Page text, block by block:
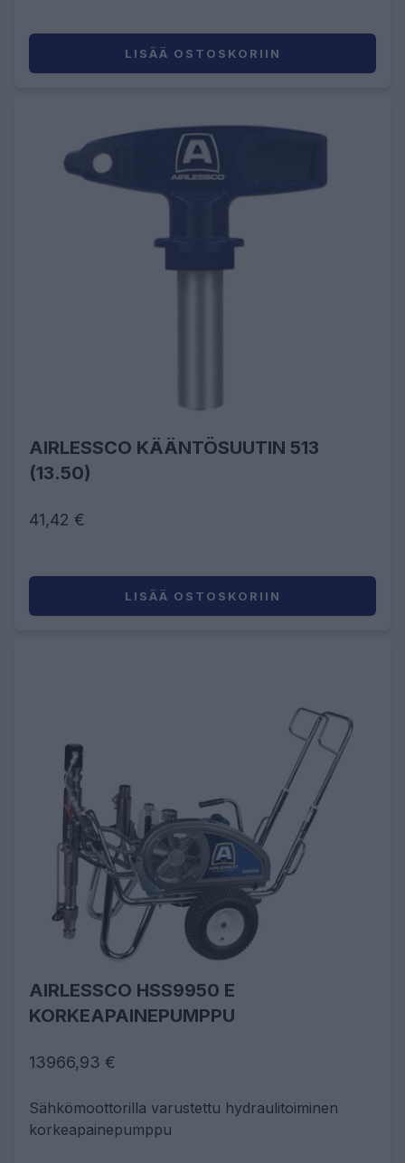
LISÄÄ OSTOSKORIIN
AIRLESSCO KÄÄNTÖSUUTIN 513
(13.50)
41,42 €
LISÄÄ OSTOSKORIIN
AIRLESSCO HSS9950 E
KORKEAPAINEPUMPPU
13966,93 €
Sähkömoottorilla varustettu hydraulitoiminen
korkeapainepumppu